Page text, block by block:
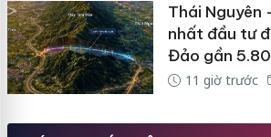
Thái Nguyên
nhất đầu tư
Đảo gần
11 giờ trước